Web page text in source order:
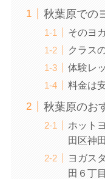
秋葉原での
そのヨ
クラス
体験レ
料金は
秋葉原のお
ホット
田区神
ヨガス
田６丁